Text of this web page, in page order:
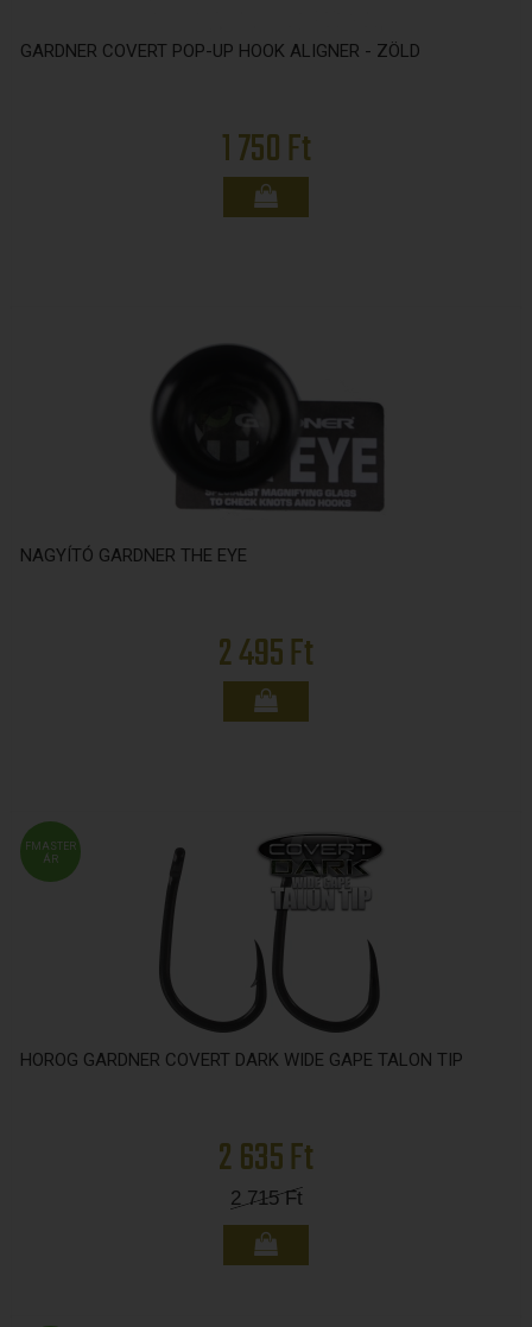
GARDNER COVERT POP-UP HOOK ALIGNER - ZÖLD
1 750 Ft
NAGYÍTÓ GARDNER THE EYE
2 495 Ft
FMASTER
ÁR
HOROG GARDNER COVERT DARK WIDE GAPE TALON TIP
2 635 Ft
2 715Ft